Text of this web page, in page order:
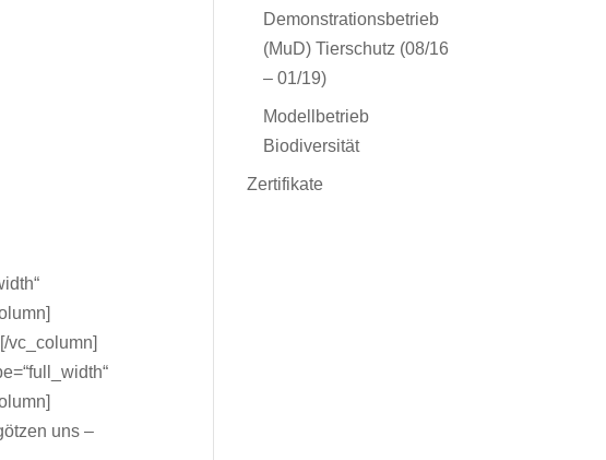
vc_column]
uns –
Demonstrationsbetrieb
(MuD) Tierschutz (08/16
– 01/19)
Modellbetrieb
Biodiversität
Zertifikate